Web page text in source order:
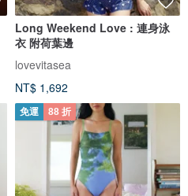
Long Weekend Love : 連身泳
衣 附荷葉邊
lovevitasea
NT$ 1,692
免運 88 折